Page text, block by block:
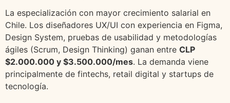
La especialización con mayor crecimiento salarial en
Chile. Los diseñadores UX/UI con experiencia en Figma,
Design System, pruebas de usabilidad y metodologías
ágiles (Scrum, Design Thinking) ganan entre CLP
$2.000.000 y $3.500.000/mes. La demanda viene
principalmente de fintechs, retail digital y startups de
tecnología.